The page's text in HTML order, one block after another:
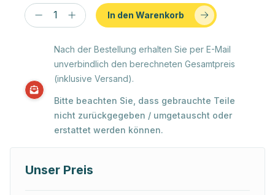
In den Warenkorb
Nach der Bestellung erhalten Sie per E-Mail
unverbindlich den berechneten Gesamtpreis
(inklusive Versand).
Bitte beachten Sie, dass gebrauchte Teile
nicht zurückgegeben / umgetauscht oder
erstattet werden können.
Unser Preis